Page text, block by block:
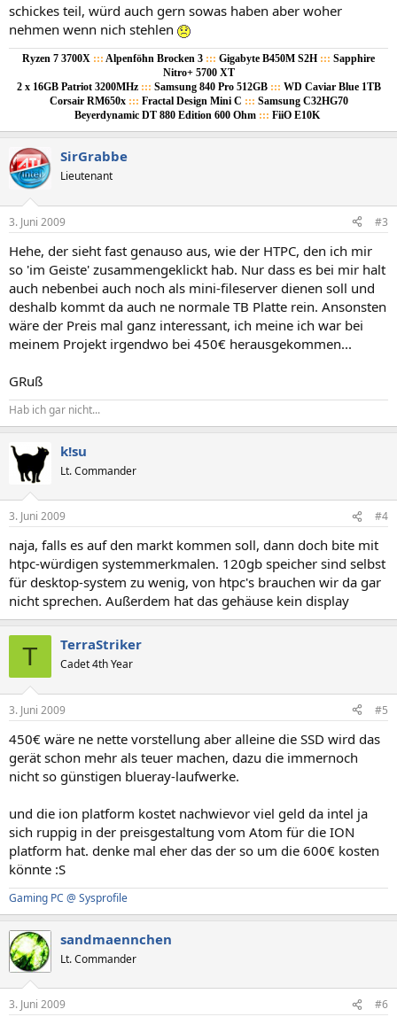
schickes teil, würd auch gern sowas haben aber woher
nehmen wenn nich stehlen
Ryzen 7 3700X ::: Alpenföhn Brocken 3 ::: Gigabyte B450M S2H ::: Sapphire
Nitro+ 5700 XT
2 x 16GB Patriot 3200MHz ::: Samsung 840 Pro 512GB ::: WD Caviar Blue 1TB
Corsair RM650x ::: Fractal Design Mini C ::: Samsung C32HG70
Beyerdynamic DT 880 Edition 600 Ohm ::: FiiO E10K
SirGrabbe
Lieutenant
3. Juni 2009 #3
Hehe, der sieht fast genauso aus, wie der HTPC, den ich mir
so 'im Geiste' zusammengeklickt hab. Nur dass es bei mir halt
auch nebenbei auch noch als mini-fileserver dienen soll und
deshalb kommt da auch ne normale TB Platte rein. Ansonsten
wäre der Preis mal ganz interessant, ich meine ich war bei
meinem Projekt irgendwo bei 450€ herausgekommen...
GRuß
Hab ich gar nicht...
k!su
Lt. Commander
3. Juni 2009 #4
naja, falls es auf den markt kommen soll, dann doch bite mit
htpc-würdigen systemmerkmalen. 120gb speicher sind selbst
für desktop-system zu wenig, von htpc's brauchen wir da gar
nicht sprechen. Außerdem hat das gehäuse kein display
T TerraStriker
Cadet 4th Year
3. Juni 2009 #5
450€ wäre ne nette vorstellung aber alleine die SSD wird das
gerät schon mehr als teuer machen, dazu die immernoch
nicht so günstigen blueray-laufwerke.
und die ion platform kostet nachwievor viel geld da intel ja
sich ruppig in der preisgestaltung vom Atom für die ION
platform hat. denke mal eher das der so um die 600€ kosten
könnte :S
Gaming PC @ Sysprofile
sandmaennchen
Lt. Commander
3. Juni 2009 #6